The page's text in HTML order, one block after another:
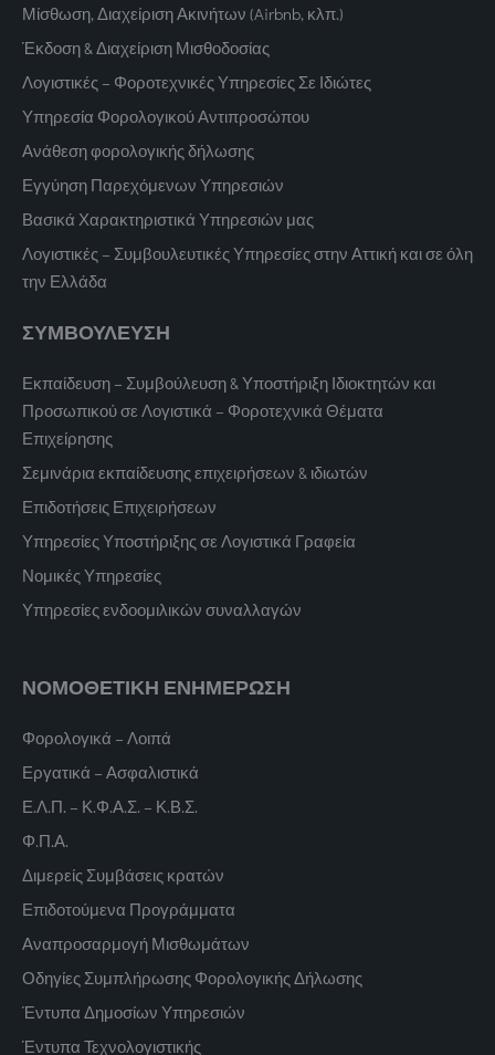
Μίσθωση, Διαχείριση Ακινήτων (Airbnb, κλπ.)
Έκδοση & Διαχείριση Μισθοδοσίας
Λογιστικές – Φοροτεχνικές Υπηρεσίες Σε Ιδιώτες
Υπηρεσία Φορολογικού Αντιπροσώπου
Ανάθεση φορολογικής δήλωσης
Εγγύηση Παρεχόμενων Υπηρεσιών
Βασικά Χαρακτηριστικά Υπηρεσιών μας
Λογιστικές – Συμβουλευτικές Υπηρεσίες στην Αττική και σε όλη
την Ελλάδα
ΣΥΜΒΟΥΛΕΥΣΗ
Εκπαίδευση – Συμβούλευση & Υποστήριξη Ιδιοκτητών και
Προσωπικού σε Λογιστικά – Φοροτεχνικά Θέματα
Επιχείρησης
Σεμινάρια εκπαίδευσης επιχειρήσεων & ιδιωτών
Επιδοτήσεις Επιχειρήσεων
Υπηρεσίες Υποστήριξης σε Λογιστικά Γραφεία
Νομικές Υπηρεσίες
Υπηρεσίες ενδοομιλικών συναλλαγών
ΝΟΜΟΘΕΤΙΚΗ ΕΝΗΜΕΡΩΣΗ
Φορολογικά – Λοιπά
Εργατικά – Ασφαλιστικά
Ε.Λ.Π. – Κ.Φ.Α.Σ. – Κ.Β.Σ.
Φ.Π.Α.
Διμερείς Συμβάσεις κρατών
Επιδοτούμενα Προγράμματα
Αναπροσαρμογή Μισθωμάτων
Οδηγίες Συμπλήρωσης Φορολογικής Δήλωσης
Έντυπα Δημοσίων Υπηρεσιών
Έντυπα Τεχνολογιστικής